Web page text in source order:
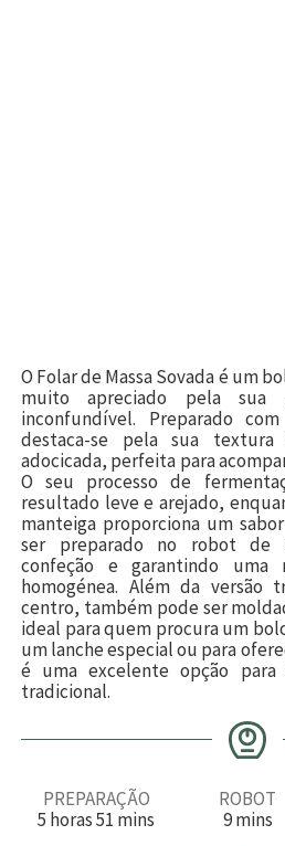
O Folar de Massa Sovada é um
muito apreciado pela sua
inconfundível. Preparado
destaca-se pela sua
adocicada, perfeita para
O seu processo de
resultado leve e arejado,
manteiga proporciona um
ser preparado no robot de
confeção e garantindo uma
homogénea. Além da versão
centro, também pode ser
ideal para quem procura um
um lanche especial ou para
é uma excelente opção para
tradicional.
PREPARAÇÃO
5 h
horas51 m
mins
ROBOT
9mmins